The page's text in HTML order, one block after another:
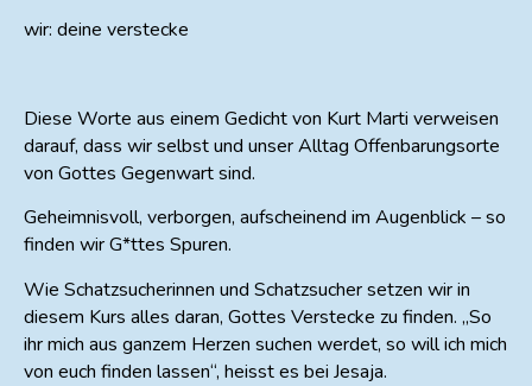
wir: deine verstecke
Diese Worte aus einem Gedicht von Kurt Marti verweisen
darauf, dass wir selbst und unser Alltag Offenbarungsorte
von Gottes Gegenwart sind.
Geheimnisvoll, verborgen, aufscheinend im Augenblick – so
finden wir G*ttes Spuren.
Wie Schatzsucherinnen und Schatzsucher setzen wir in
diesem Kurs alles daran, Gottes Verstecke zu finden. „So
ihr mich aus ganzem Herzen suchen werdet, so will ich mich
von euch finden lassen“, heisst es bei Jesaja.